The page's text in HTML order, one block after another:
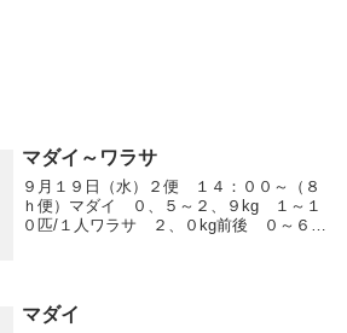
マダイ～ワラサ
９月１９日（水）２便 １４：００～（８
ｈ便）マダイ ０、５～２、９kg １～１
０匹/１人ワラサ ２、０kg前後 ０～６匹/
マダイ